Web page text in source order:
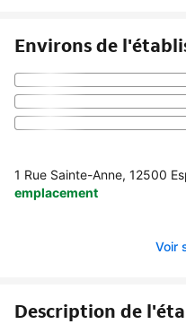
Environs de
1 Rue Sainte-Anne, 12500
emplacement
Voir
Description de